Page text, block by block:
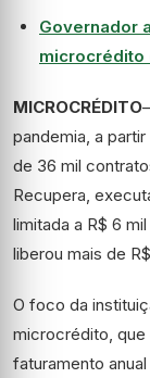
Governador
microcrédito
MICROCRÉDITO
pandemia, a
de 36 mil
Recupera,
limitada a R$ 6
liberou mais de
O foco da
microcrédito,
faturamento